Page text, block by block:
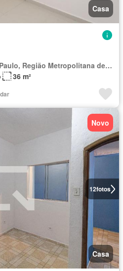
Casa
Região Imediata de São Paulo, Região Metropolitana de São Paulo
36 m²
12fotos
Novo
Casa